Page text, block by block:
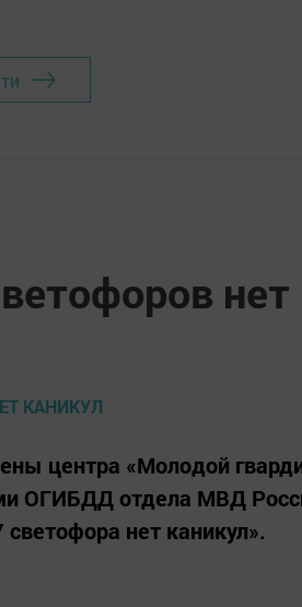
нет
центра «Молодой
ОГИБДД отдела МВД
нет каникул».